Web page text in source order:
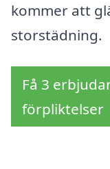
kommer att
storstädning.
Få 3
förpliktelser